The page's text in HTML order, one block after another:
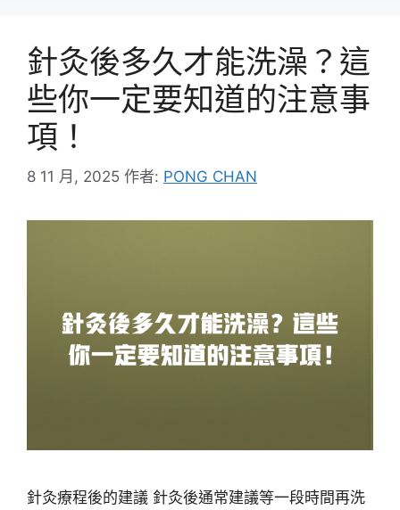
針灸後多久才能洗澡？這
些你一定要知道的注意事
項！
8 11 月, 2025 作者: PONG CHAN
針灸療程後的建議 針灸後通常建議等一段時間再洗